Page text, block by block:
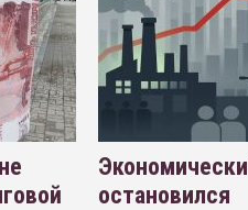
остановился